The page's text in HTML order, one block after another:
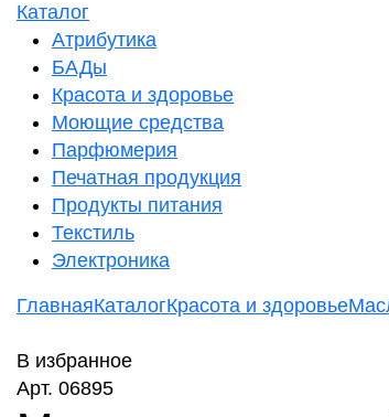
Каталог
Атрибутика
БАДы
Красота и здоровье
Моющие средства
Парфюмерия
Печатная продукция
Продукты питания
Текстиль
Электроника
ГлавнаяКаталогКрасота и здоровье
В избранное
Арт. 06895